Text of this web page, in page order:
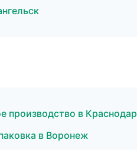
в Краснодар
в Воронеж